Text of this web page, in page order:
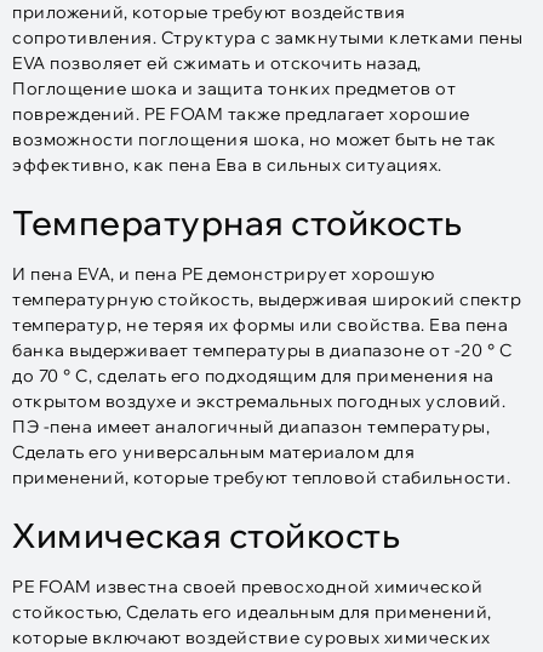
приложений, которые требуют воздействия
сопротивления. Структура с замкнутыми клетками пены
EVA позволяет ей сжимать и отскочить назад,
Поглощение шока и защита тонких предметов от
повреждений. PE FOAM также предлагает хорошие
возможности поглощения шока, но может быть не так
эффективно, как пена Ева в сильных ситуациях.
Температурная стойкость
И пена EVA, и пена PE демонстрирует хорошую
температурную стойкость, выдерживая широкий спектр
температур, не теряя их формы или свойства. Ева пена
банка выдерживает температуры в диапазоне от -20 ° C
до 70 ° C, сделать его подходящим для применения на
открытом воздухе и экстремальных погодных условий.
ПЭ -пена имеет аналогичный диапазон температуры,
Сделать его универсальным материалом для
применений, которые требуют тепловой стабильности.
Химическая стойкость
PE FOAM известна своей превосходной химической
стойкостью, Сделать его идеальным для применений,
которые включают воздействие суровых химических